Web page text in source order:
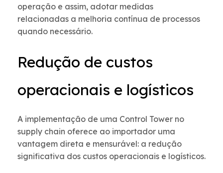
operação e assim, adotar medidas
relacionadas a melhoria contínua de processos
quando necessário.
Redução de custos
operacionais e logísticos
A implementação de uma Control Tower no
supply chain oferece ao importador uma
vantagem direta e mensurável: a redução
significativa dos custos operacionais e logísticos.